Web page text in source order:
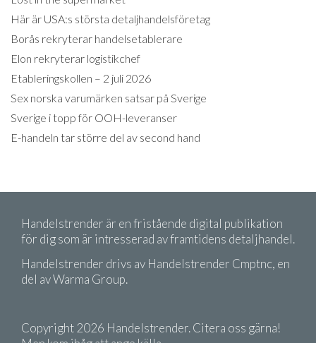
Här är USA:s största detaljhandelsföretag
Borås rekryterar handelsetablerare
Elon rekryterar logistikchef
Etableringskollen – 2 juli 2026
Sex norska varumärken satsar på Sverige
Sverige i topp för OOH-leveranser
E-handeln tar större del av second hand
Handelstrender är en fristående digital publikation
för dig som är intresserad av framtidens detaljhandel.
Handelstrender drivs av Handelstrender Cmptnc, en
del av Warma Group.
Copyright 2026 Handelstrender. Citera oss gärna!